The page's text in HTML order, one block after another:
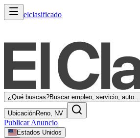
elclasificado
¿Qué buscas?Buscar empleo, servicio, auto...
UbicaciónReno, NV
Publicar Anuncio
Estados Unidos